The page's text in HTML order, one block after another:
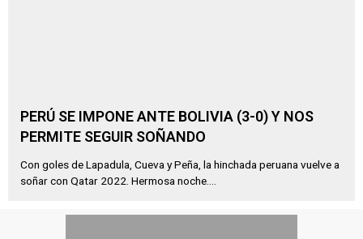
PERÚ SE IMPONE ANTE BOLIVIA (3-0) Y NOS
PERMITE SEGUIR SOÑANDO
Con goles de Lapadula, Cueva y Peña, la hinchada peruana vuelve a
soñar con Qatar 2022. Hermosa noche....